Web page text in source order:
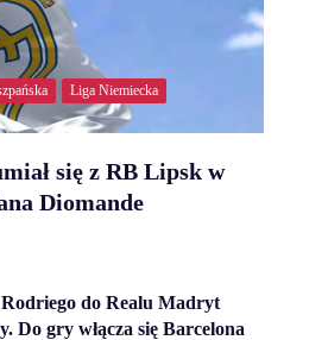
Liga Niemiecka
się z RB Lipsk w
Diomande
do Realu Madryt
Do gry włącza się Barcelona